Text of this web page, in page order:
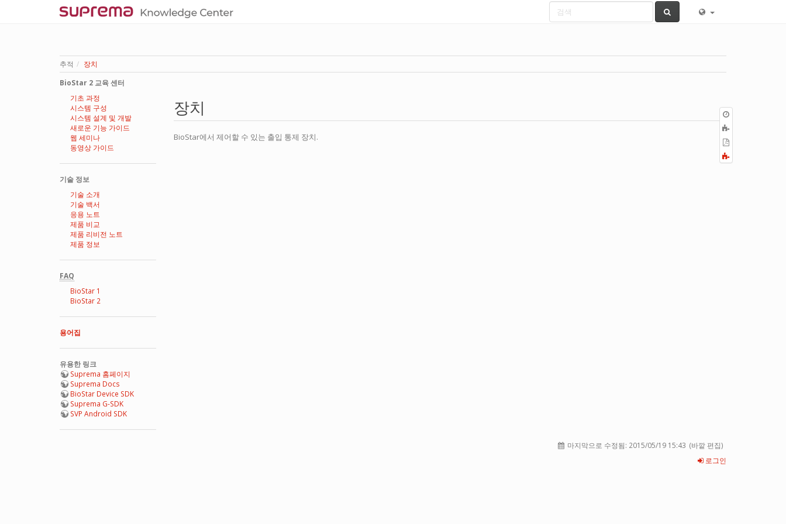
추적
장치
BioStar 2 교육 센터
기초 과정
시스템 구성
시스템 설계 및 개발
새로운 기능 가이드
웹 세미나
동영상 가이드
기술 정보
기술 소개
기술 백서
응용 노트
제품 비교
제품 리비전 노트
제품 정보
FAQ
BioStar 1
BioStar 2
용어집
유용한 링크
Suprema 홈페이지
Suprema Docs
BioStar Device SDK
Suprema G-SDK
SVP Android SDK
내
all
장치
BioStar에서 제어할 수 있는 출입 통제 장치.
마지막으로 수정됨: 2015/05/19 15:43 (바깥 편집)
로그인